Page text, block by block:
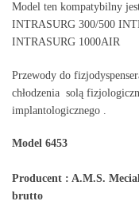
Model ten kompatybilny
INTRASURG 300/500
INTRASURG 1000AIR
Przewody do
chłodzenia solą
implantologicznego .
Model 6453
Producent : A.M.S.
brutto